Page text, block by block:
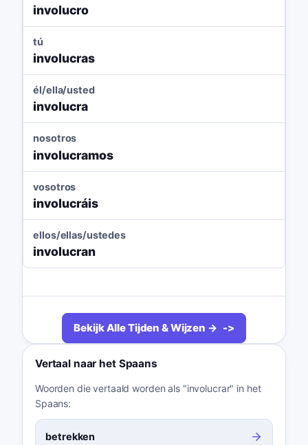
involucro
tú
involucras
él/ella/usted
involucra
nosotros
involucramos
vosotros
involucráis
ellos/ellas/ustedes
involucran
Bekijk Alle Tijden & Wijzen →
Vertaal naar het Spaans
Woorden die vertaald worden als "involucrar" in het
Spaans:
betrekken